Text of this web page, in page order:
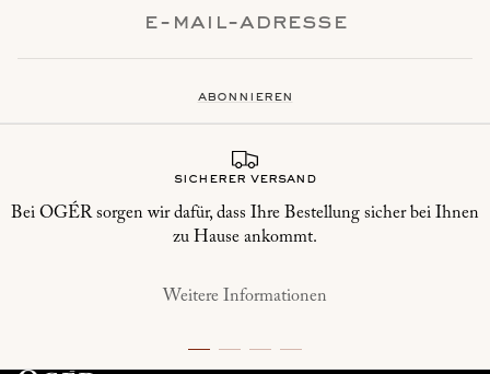
abonnieren
sicherer versand
Bei OGÉR sorgen wir dafür, dass Ihre Bestellung sicher bei Ihnen
zu Hause ankommt.
Weitere Informationen